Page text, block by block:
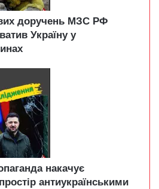
доручень МЗС РФ
Україну у
накачує
антиукраїнськими